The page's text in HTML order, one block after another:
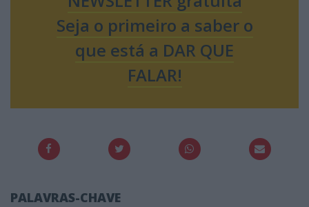
Seja o primeiro a saber o
que está a DAR QUE
FALAR!
PALAVRAS-CHAVE